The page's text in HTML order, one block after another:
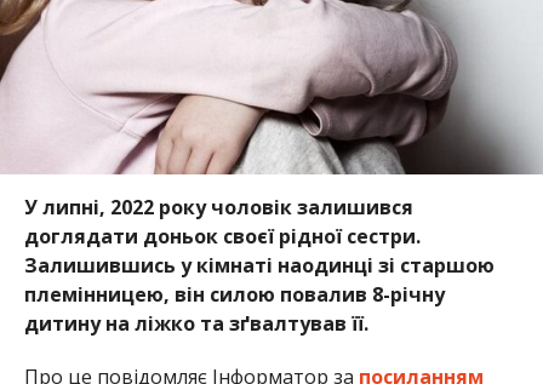
Про це повідомляє Інформатор запосиланням
на пресслужбу Дніпропетровської обласної
прокуратури.
Під час розгляду кримінального провадження у
суді обвинувачений визнав свою вину у вчиненні
злочину. Також відомості засудженого внесено до
Єдиного реєстру осіб, засуджених за злочини
проти статевої свободи та статевої
недоторканості малолітньої особи.